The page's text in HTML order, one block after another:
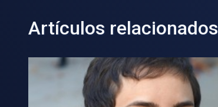
Artículos relacionados